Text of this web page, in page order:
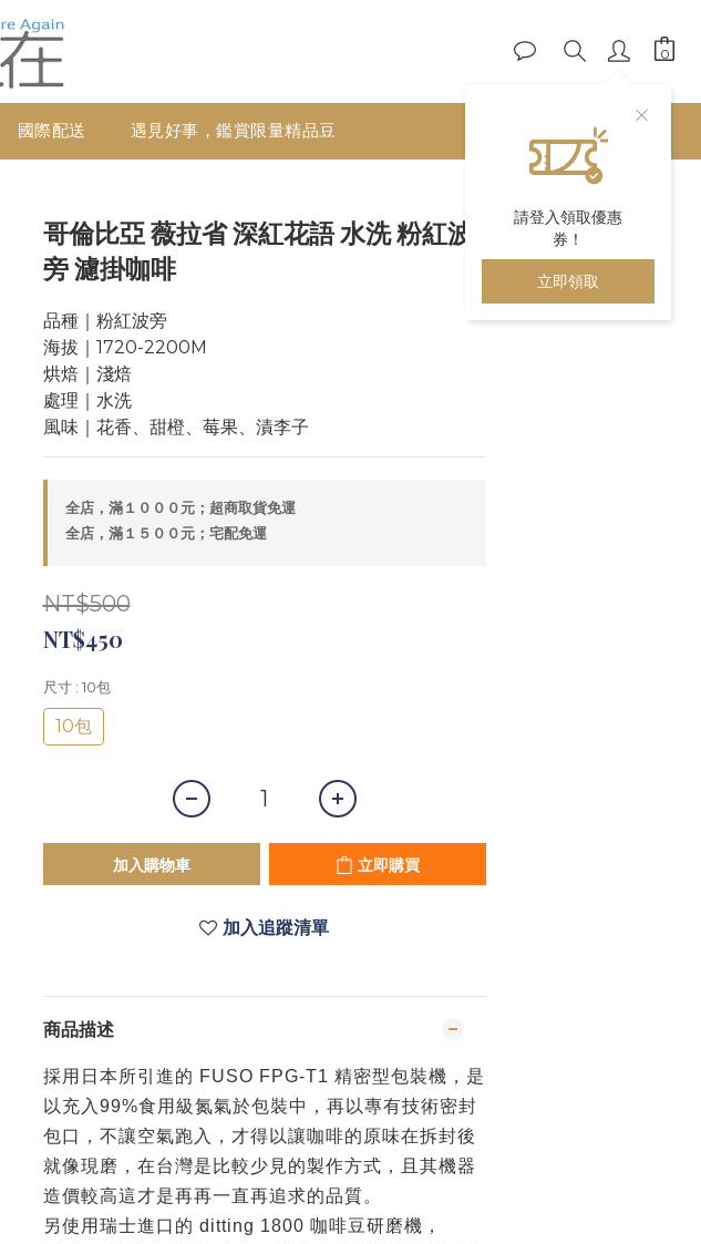
請登入領取優惠
券！
立即領取
國際配送 遇見好事，鑑賞限量精品豆
哥倫比亞 薇拉省 深紅花語 水洗 粉紅波
旁 濾掛咖啡
品種｜粉紅波旁
海拔｜1720-2200M
烘焙｜淺焙
處理｜水洗
風味｜花香、甜橙、莓果、漬李子
全店，滿１０００元；超商取貨免運
全店，滿１５００元；宅配免運
NT$500
NT$450
尺寸 : 10包
10包
加入購物車 立即購買
加入追蹤清單
商品描述
採用日本所引進的 FUSO FPG-T1 精密型包裝機，是
以充入99%食用級氮氣於包裝中，再以專有技術密封
包口，不讓空氣跑入，才得以讓咖啡的原味在拆封後
就像現磨，在台灣是比較少見的製作方式，且其機器
造價較高這才是再再一直再追求的品質。
另使用瑞士進口的 ditting 1800 咖啡豆研磨機，